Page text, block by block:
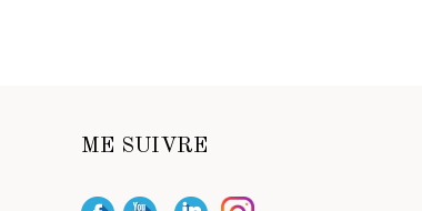
ME SUIVRE